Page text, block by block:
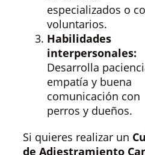
especializados o
voluntarios.
Habilidades
interpersonales:
Desarrolla
empatía y buena
comunicación con
perros y dueños.
Si quieres realizar un
de Adiestramiento